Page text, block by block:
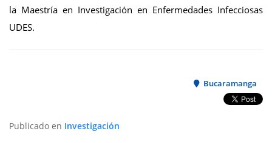
la Maestría en Investigación en Enfermedades Infecciosas
UDES.
Bucaramanga
Publicado en Investigación